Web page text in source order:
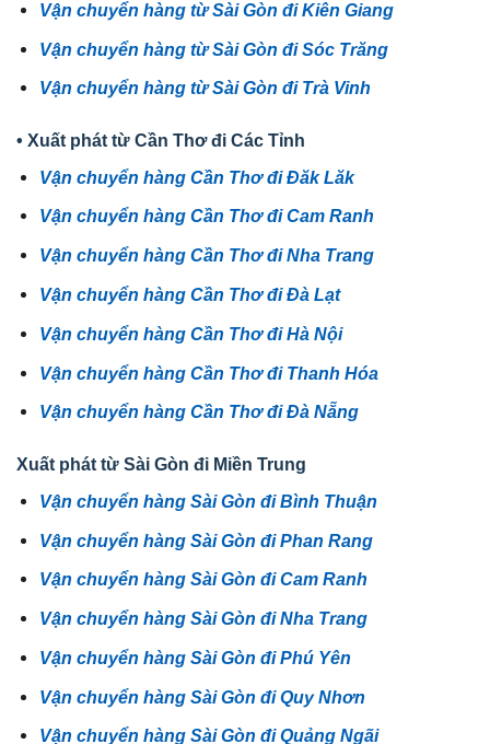
Vận chuyển hàng từ Sài Gòn đi Kiên Giang
Vận chuyển hàng từ Sài Gòn đi Sóc Trăng
Vận chuyển hàng từ Sài Gòn đi Trà Vinh
• Xuất phát từ Cần Thơ đi Các Tỉnh
Vận chuyển hàng Cần Thơ đi Đăk Lăk
Vận chuyển hàng Cần Thơ đi Cam Ranh
Vận chuyển hàng Cần Thơ đi Nha Trang
Vận chuyển hàng Cần Thơ đi Đà Lạt
Vận chuyển hàng Cần Thơ đi Hà Nội
Vận chuyển hàng Cần Thơ đi Thanh Hóa
Vận chuyển hàng Cần Thơ đi Đà Nẵng
Xuất phát từ Sài Gòn đi Miền Trung
Vận chuyển hàng Sài Gòn đi Bình Thuận
Vận chuyển hàng Sài Gòn đi Phan Rang
Vận chuyển hàng Sài Gòn đi Cam Ranh
Vận chuyển hàng Sài Gòn đi Nha Trang
Vận chuyển hàng Sài Gòn đi Phú Yên
Vận chuyển hàng Sài Gòn đi Quy Nhơn
Vận chuyển hàng Sài Gòn đi Quảng Ngãi